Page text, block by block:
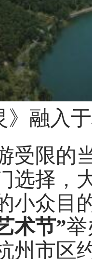
》融入
限的当
选择，
小众目
术节”
州市区